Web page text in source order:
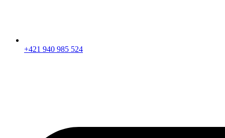
+421 940 985 524